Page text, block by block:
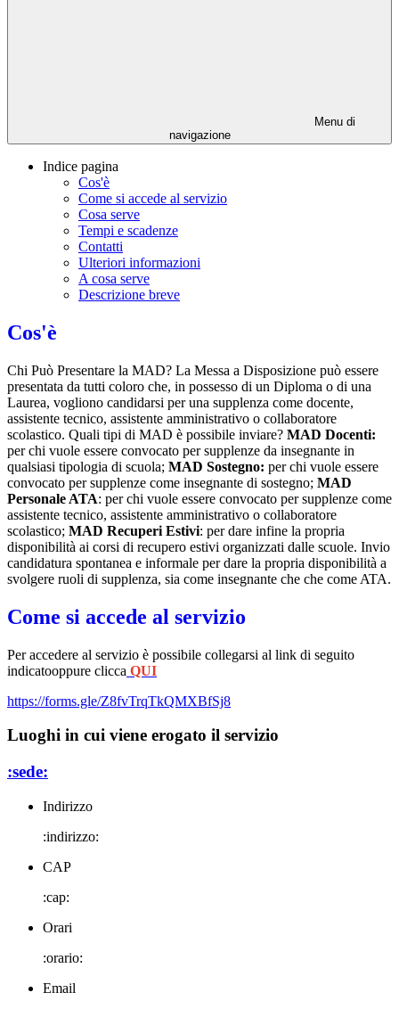
Menu di
navigazione
Indice pagina
Cos'è
Come si accede al servizio
Cosa serve
Tempi e scadenze
Contatti
Ulteriori informazioni
A cosa serve
Descrizione breve
Cos'è
Chi Può Presentare la MAD? La Messa a Disposizione può essere
presentata da tutti coloro che, in possesso di un Diploma o di una
Laurea, vogliono candidarsi per una supplenza come docente,
assistente tecnico, assistente amministrativo o collaboratore
scolastico. Quali tipi di MAD è possibile inviare? MAD Docenti:
per chi vuole essere convocato per supplenze da insegnante in
qualsiasi tipologia di scuola; MAD Sostegno: per chi vuole essere
convocato per supplenze come insegnante di sostegno; MAD
Personale ATA: per chi vuole essere convocato per supplenze come
assistente tecnico, assistente amministrativo o collaboratore
scolastico; MAD Recuperi Estivi: per dare infine la propria
disponibilità ai corsi di recupero estivi organizzati dalle scuole. Invio
candidatura spontanea e informale per dare la propria disponibilità a
svolgere ruoli di supplenza, sia come insegnante che che come ATA.
Come si accede al servizio
Per accedere al servizio è possibile collegarsi al link di seguito
indicatooppure clicca QUI
https://forms.gle/Z8fvTrqTkQMXBfSj8
Luoghi in cui viene erogato il servizio
:sede:
Indirizzo
:indirizzo:
CAP
:cap:
Orari
:orario:
Email